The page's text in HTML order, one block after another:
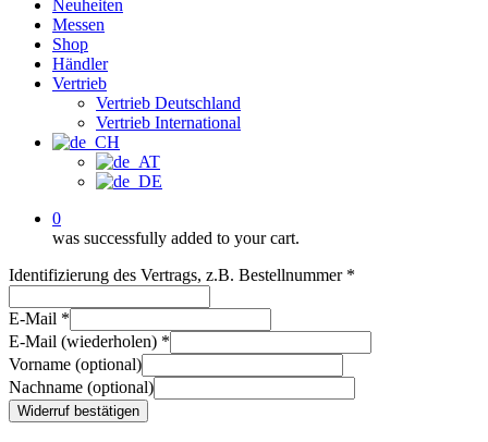
Neuheiten
Messen
Shop
Händler
Vertrieb
Vertrieb Deutschland
Vertrieb International
0
was successfully added to your cart.
Identifizierung des Vertrags, z.B. Bestellnummer *
E-Mail *
E-Mail (wiederholen) *
Vorname (optional)
Nachname (optional)
Widerruf bestätigen